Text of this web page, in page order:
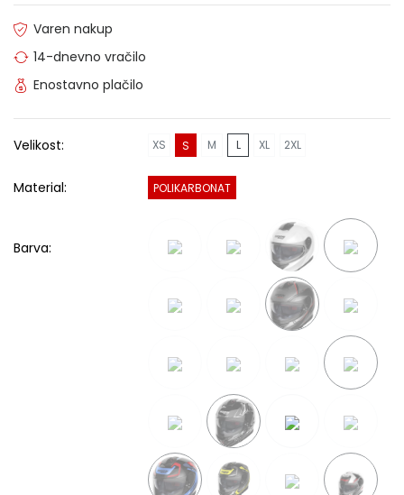
Varen nakup
14-dnevno vračilo
Enostavno plačilo
Velikost: XS S M L XL 2XL
Material: POLIKARBONAT
Barva: